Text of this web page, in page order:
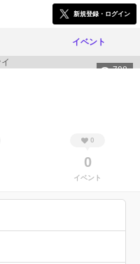
新規登録・ログイン
イベント
798
0
0
イベント